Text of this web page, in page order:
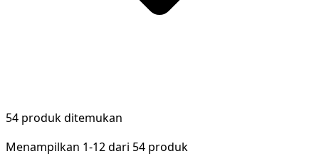
54 produk ditemukan
Menampilkan 1-12dari 54 produk